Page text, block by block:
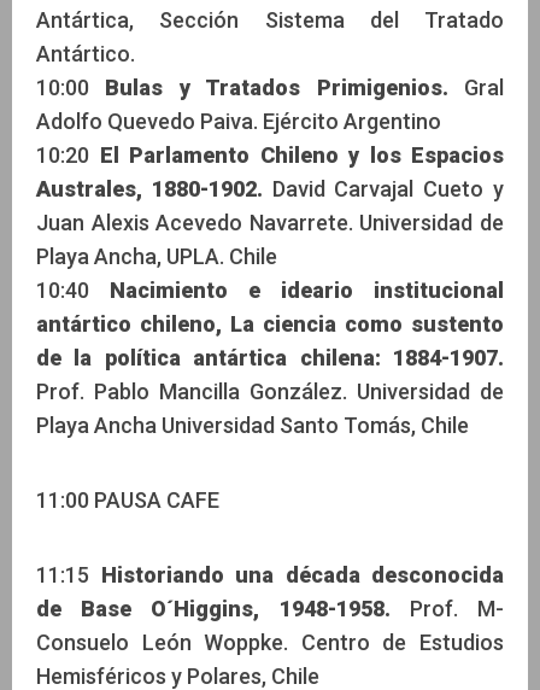
Antártica, Sección Sistema del Tratado
Antártico.
10:00 Bulas y Tratados Primigenios. Gral
Adolfo Quevedo Paiva. Ejército Argentino
10:20 El Parlamento Chileno y los Espacios
Australes, 1880-1902. David Carvajal Cueto y
Juan Alexis Acevedo Navarrete. Universidad de
Playa Ancha, UPLA. Chile
10:40 Nacimiento e ideario institucional
antártico chileno, La ciencia como sustento
de la política antártica chilena: 1884-1907.
Prof. Pablo Mancilla González. Universidad de
Playa Ancha Universidad Santo Tomás, Chile
11:00 PAUSA CAFE
11:15 Historiando una década desconocida
de Base O´Higgins, 1948-1958. Prof. M-
Consuelo León Woppke. Centro de Estudios
Hemisféricos y Polares, Chile